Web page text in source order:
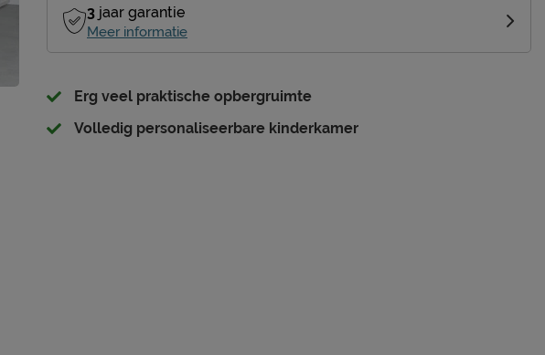
3 jaar garantie
Meer informatie
Erg veel praktische opbergruimte
Volledig personaliseerbare kinderkamer